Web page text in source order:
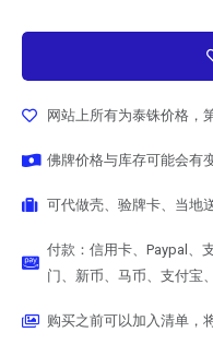
网站上所有为泰铢价格，
佛牌价格与库存可能会有
可代做壳、验牌卡、当地
付款：信用卡、Paypal、
门、新币、马币、支付宝
购买之前可以加入清单，